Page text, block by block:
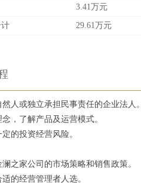
3.41万元
29.61万元
人或独立承担民事责任的企业法人。
，了解产品及运营模式。
的投资经营风险。
之家公司的市场策略和销售政策。
的经营管理者人选。